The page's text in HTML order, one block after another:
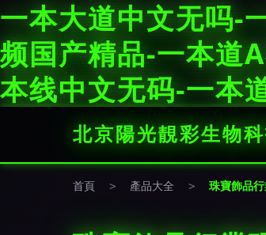
一本大道中文无吗-
频国产精品-一本道
本线中文无码-一本
北京陽光靚彩生物
首頁 > 產品大全 > 珠寶飾品